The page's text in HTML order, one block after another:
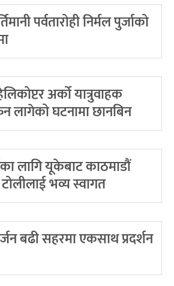
पर्वतारोही निर्मल पुर्जाको
अर्को यात्रुवाहक
लागेको घटनामा छानबिन
लागि यूकेबाट काठमाडौं
भव्य स्वागत
बढी सहरमा एकसाथ प्रदर्शन